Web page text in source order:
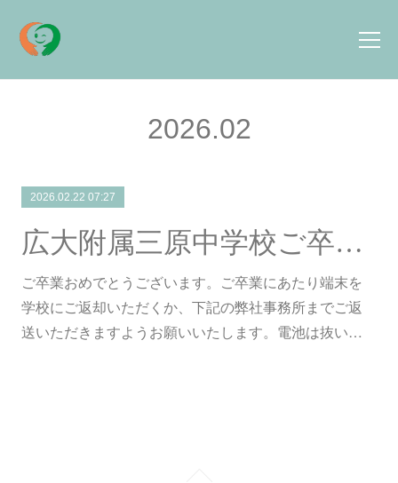
2026.02
2026.02.22 07:27
広大附属三原中学校ご卒業予定の皆様
ご卒業おめでとうございます。ご卒業にあたり端末を
学校にご返却いただくか、下記の弊社事務所までご返
送いただきますようお願いいたします。電池は抜い…